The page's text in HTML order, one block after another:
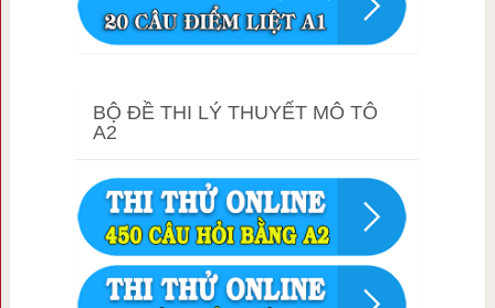
BỘ ĐỀ THI LÝ THUYẾT MÔ TÔ
A2